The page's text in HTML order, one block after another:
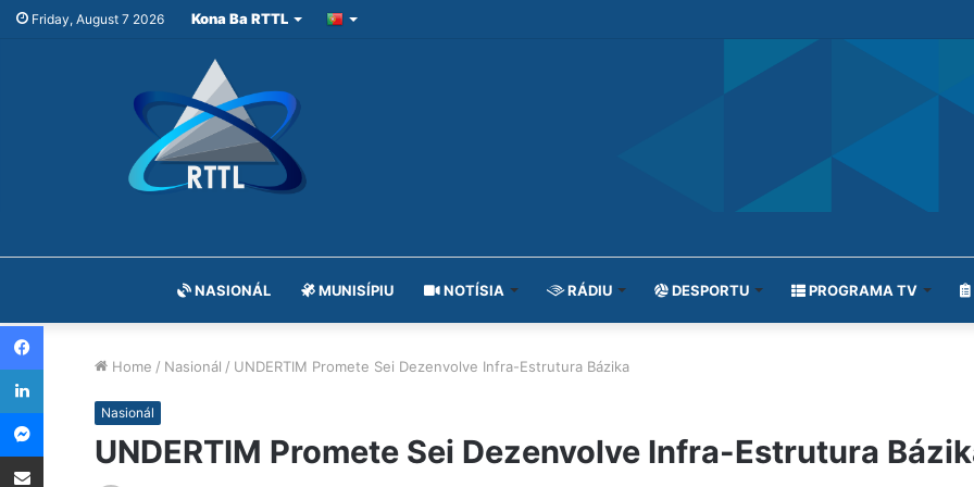
Friday, August 7 2026 Kona Ba RTTL
NASIONÁL MUNISÍPIU NOTÍSIA RÁDIU DESPORTU PROGRAMA TV
Home / Nasionál / UNDERTIM Promete Sei Dezenvolve Infra-Estrutura Bázika
Nasionál
UNDERTIM Promete Sei Dezenvolve Infra-Estrutura
Facebook
LinkedIn
Messenger